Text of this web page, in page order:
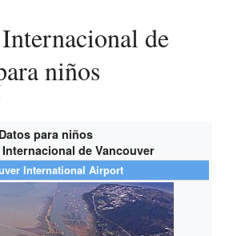
niños
Datos para niños
de Vancouver
International Airport